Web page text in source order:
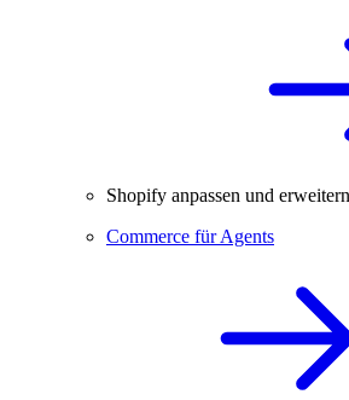
Shopify anpassen und erweitern
Commerce für Agents